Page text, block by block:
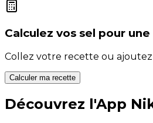
Calculez vos sel pour
Collez votre recette ou
Calculer ma recette
Découvrez l'App